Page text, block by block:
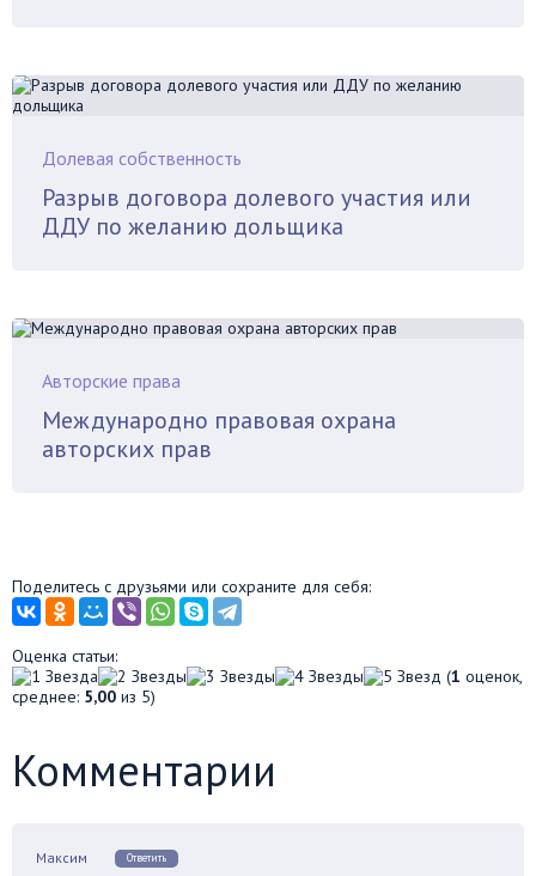
Долевая собственность
Разрыв договора долевого участия или
ДДУ по желанию дольщика
Авторские права
Международно правовая охрана
авторских прав
Поделитесь с друзьями или сохраните для себя:
Оценка статьи:
(1 оценок,
среднее: 5,00 из 5)
Комментарии
Максим Ответить